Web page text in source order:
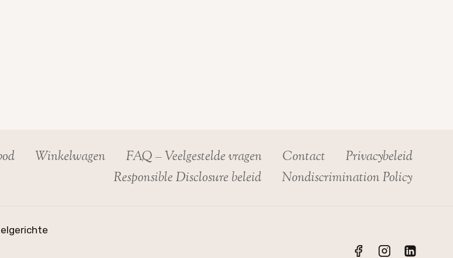
Winkelwagen FAQ – Veelgestelde vragen Contact
Privacybeleid
Responsible Disclosure beleid
Nondiscrimination Policy